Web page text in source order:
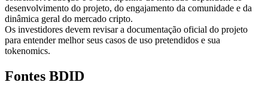
desenvolvimento do projeto, do engajamento da comunidade e da
dinâmica geral do mercado cripto.
Os investidores devem revisar a documentação oficial do projeto
para entender melhor seus casos de uso pretendidos e sua
tokenomics.
Fontes BDID